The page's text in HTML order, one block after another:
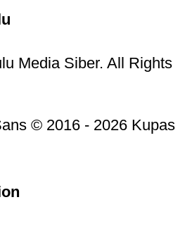
Media Siber. All Rights
© 2016 - 2026 Kupas